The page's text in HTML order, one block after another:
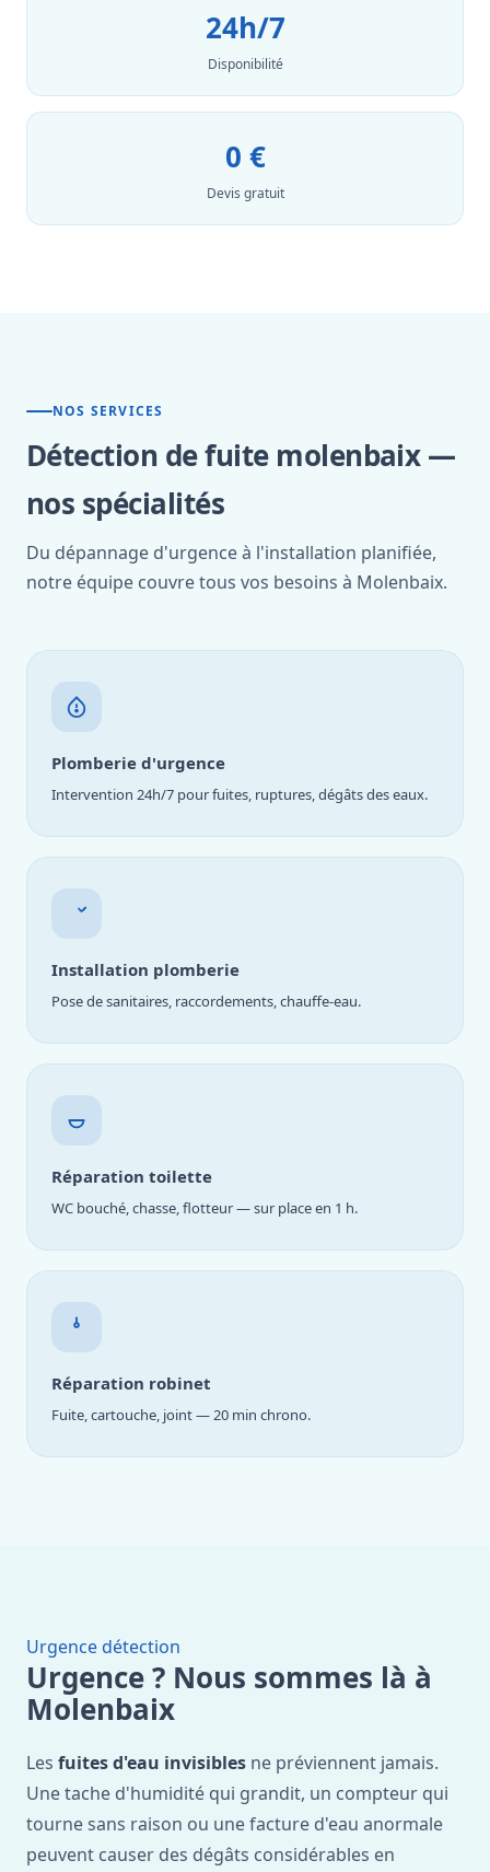
24h/7
Disponibilité
0 €
Devis gratuit
NOS SERVICES
Détection de fuite molenbaix —
nos spécialités
Du dépannage d'urgence à l'installation planifiée,
notre équipe couvre tous vos besoins à Molenbaix.
Plomberie d'urgence
Intervention 24h/7 pour fuites, ruptures, dégâts des eaux.
Installation plomberie
Pose de sanitaires, raccordements, chauffe-eau.
Réparation toilette
WC bouché, chasse, flotteur — sur place en 1 h.
Réparation robinet
Fuite, cartouche, joint — 20 min chrono.
Urgence détection
Urgence ? Nous sommes là à
Molenbaix
Les fuites d'eau invisibles ne préviennent jamais.
Une tache d'humidité qui grandit, un compteur qui
tourne sans raison ou une facture d'eau anormale
peuvent causer des dégâts considérables en